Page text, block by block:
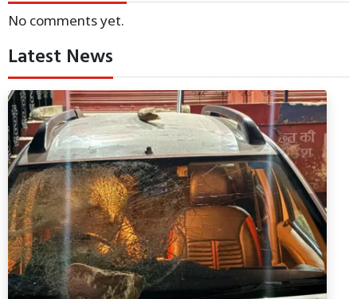
No comments yet.
Latest News